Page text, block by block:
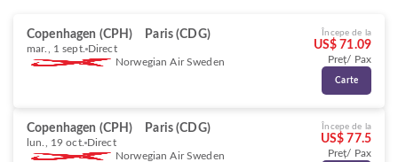
Copenhagen (CPH) Paris (CDG)
mar., 1 sept. Direct
Norwegian Air Sweden
Începe de la
US$ 71.09
Preț/ Pax
Carte
Copenhagen (CPH) Paris (CDG)
lun., 19 oct. Direct
Norwegian Air Sweden
Începe de la
US$ 77.5
Preț/ Pax